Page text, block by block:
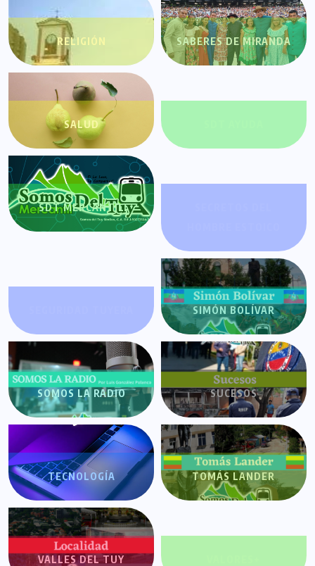
RELIGIÓN SABERES DE MIRANDA
SALUD
SDT MERCANTIL
SIMÓN BOLÍVAR
SOMOS LA RADIO SUCESOS
TECNOLOGÍA TOMÁS LANDER
VALLES DEL TUY